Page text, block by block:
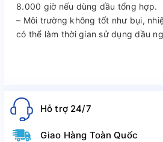
8.000 giờ nếu dùng dầu tổng hợp.
– Môi trường không tốt như bụi,
có thể làm thời gian sử dụng dầu
Hỗ trợ 24/7
Giao Hàng Toàn Quốc